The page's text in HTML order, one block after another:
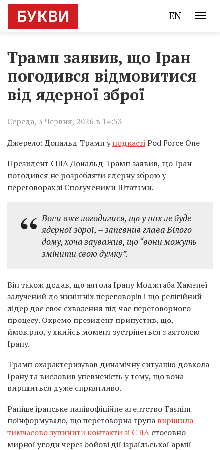
EN
Трамп заявив, що Іран
погодився відмовитися
від ядерної зброї
Середа, 3 Червня, 2026 в 14:53
Джерело: Дональд Трамп уподкастіPod Force One
Президент США Дональд Трамп заявив, що Іран
погодився не розробляти ядерну зброю у
переговорах зі Сполученими Штатами.
Вони вже погодилися, що у них не буде
ядерної зброї, – запевнив глава Білого
дому, хоча зауважив, що “вони можуть
змінити свою думку”.
Він також додав, що аятола Ірану Моджтаба Хаменеї
залучений до нинішніх переговорів і що релігійний
лідер дає своє схвалення під час переговорного
процесу. Окремо президент припустив, що,
ймовірно, у якийсь момент зустрінеться з аятолою
Ірану.
Трамп охарактеризував динамічну ситуацію довкола
Ірану та висловив упевненість у тому, що вона
вирішиться дуже сприятливо.
Раніше іранське напівофіційне агентство Tasnim
поінформувало, що переговорна група вирішила
тимчасово зупинити контакти зі США стосовно
мирної угоди через бойові дії ізраїльської армії